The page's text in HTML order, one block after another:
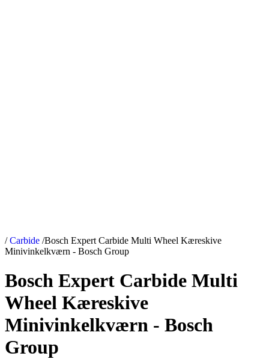
/ Carbide /Bosch Expert Carbide Multi Wheel Kæreskive
Minivinkelkværn - Bosch Group
Bosch Expert Carbide Multi
Wheel Kæreskive
Minivinkelkværn - Bosch
Group